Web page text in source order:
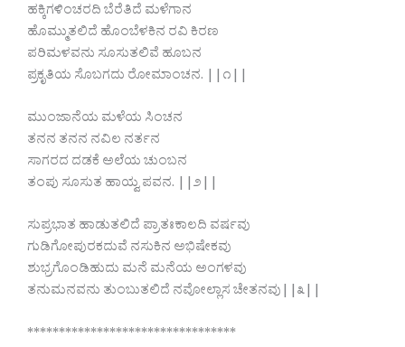
ಹಕ್ಕಿಗಳಿಂಚರದಿ ಬೆರೆತಿದೆ ಮಳೆಗಾನ
ಹೊಮ್ಮುತಲಿದೆ ಹೊಂಬೆಳಕಿನ ರವಿ ಕಿರಣ
ಪರಿಮಳವನು ಸೂಸುತಲಿವೆ ಹೂಬನ
ಪ್ರಕೃತಿಯ ಸೊಬಗದು ರೋಮಾಂಚನ. ||೧||
ಮುಂಜಾನೆಯ ಮಳೆಯ ಸಿಂಚನ
ತನನ ತನನ ನವಿಲ ನರ್ತನ
ಸಾಗರದ ದಡಕೆ ಅಲೆಯ ಚುಂಬನ
ತಂಪು ಸೂಸುತ ಹಾಯ್ವ ಪವನ. ||೨||
ಸುಪ್ರಭಾತ ಹಾಡುತಲಿದೆ ಪ್ರಾತಃಕಾಲದಿ ವರ್ಷವು
ಗುಡಿಗೋಪುರಕದುವೆ ನಸುಕಿನ ಅಭಿಷೇಕವು
ಶುಭ್ರಗೊಂಡಿಹುದು ಮನೆ ಮನೆಯ ಅಂಗಳವು
ತನುಮನವನು ತುಂಬುತಲಿದೆ ನವೋಲ್ಲಾಸ ಚೇತನವು||೩||
*********************************